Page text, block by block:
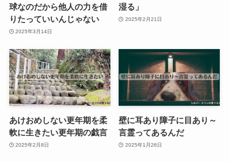
球なのだから他人の力を借
りたっていいんじゃない
2025年3月14日
湿る」
2025年2月21日
あけおめしない更年期を柔
軟に生きたい更年期の戯言
2025年2月8日
壁に耳あり障子に目あり～
言霊ってあるんだ
2025年1月26日